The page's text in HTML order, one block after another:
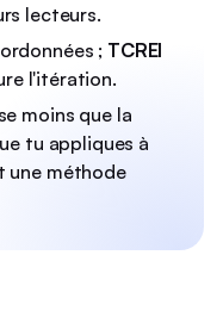
lecteurs.
; TCREI
l'itération.
moins que la
tu appliques à
une méthode